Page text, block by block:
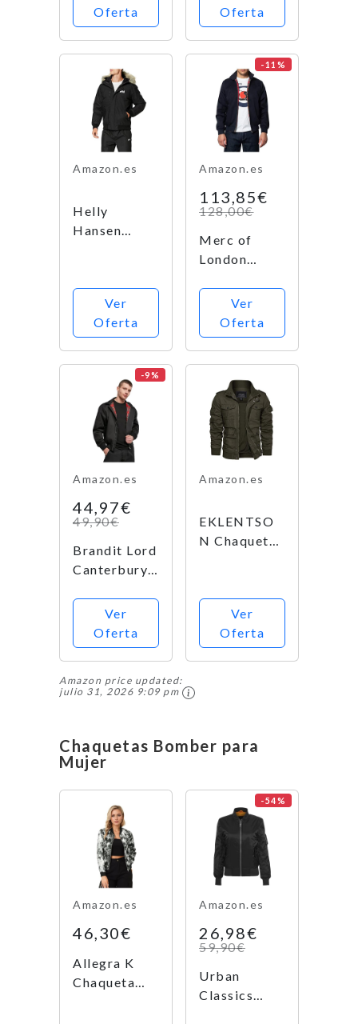
talla XL,
color negro
Oferta
Hombre
Oferta
Amazon.es
Helly
Hansen
Jacket
Chaqueta,
Hombre,
Ver
Oferta
-11%
Amazon.es
113,85€
128,00€
Merc of
London
Chaqueta,
Azul (Navy),
Large para
Hombre
Ver
Oferta
-9%
Amazon.es
44,97€
49,90€
Brandit Lord
Canterbury
color negro,
5XL
Ver
Oferta
Amazon.es
EKLENTSO
N Chaqueta
Casual de
Algodón
para
con
Ejercito
Verde, XL
Ver
Oferta
Amazon price updated:
julio 31, 2026 9:09 pm
Chaquetas Bomber para
Mujer
Amazon.es
46,30€
Allegra K
Chaqueta
-54%
Amazon.es
26,98€
59,90€
Urban
Classics